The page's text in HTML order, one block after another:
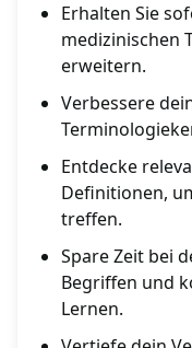
Erhalten Sie
medizinischen
erweitern.
Verbessere
Entdecke
Definitionen,
treffen.
Spare Zeit bei
Begriffen und
Lernen.